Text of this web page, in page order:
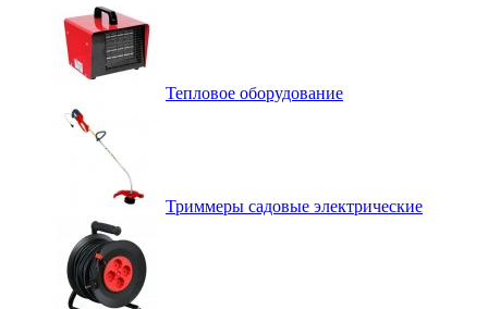
Тепловое оборудование
Триммеры садовые электрические